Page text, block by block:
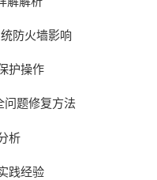
防火墙影响
护操作
问题修复方法
析
践经验